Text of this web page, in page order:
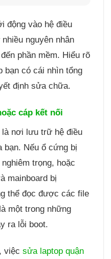
động vào hệ điều
nguyên nhân
phần mềm. Hiểu rõ
bạn có cái nhìn tổng
định sửa chữa.
cáp kết nối
nơi lưu trữ hệ điều
bạn. Nếu ổ cứng bị
trọng, hoặc
mainboard bị
thể đọc được các file
một trong những
ra lỗi boot.
việc sửa laptop quận